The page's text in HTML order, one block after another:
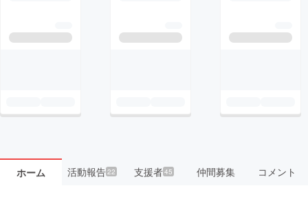
ホーム 活動報告22 支援者45 仲間募集 コメント